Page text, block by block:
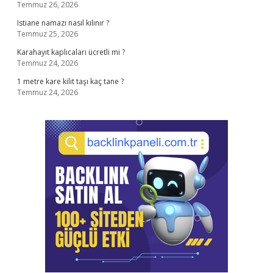
Temmuz 26, 2026
Istiane namazı nasıl kılınır ?
Temmuz 25, 2026
Karahayıt kaplıcaları ücretli mi ?
Temmuz 24, 2026
1 metre kare kilit taşı kaç tane ?
Temmuz 24, 2026